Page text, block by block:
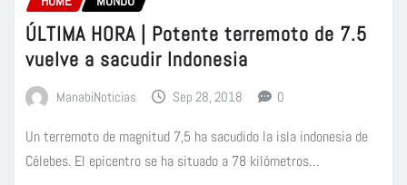
ÚLTIMA HORA | Potente terremoto de 7.5
vuelve a sacudir Indonesia
ManabiNoticias Sep 28, 2018 0
Un terremoto de magnitud 7,5 ha sacudido la isla indonesia de
Célebes. El epicentro se ha situado a 78 kilómetros…